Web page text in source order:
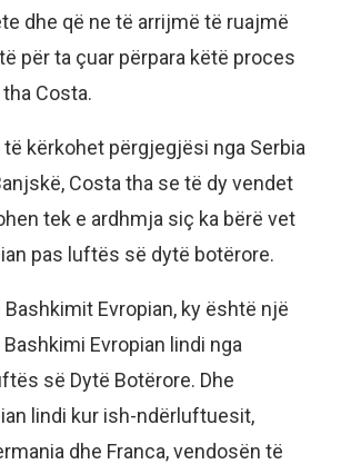
dhe që ne të arrijmë të ruajmë
për ta çuar përpara këtë proces
Costa.
të kërkohet përgjegjësi nga Serbia
Costa tha se të dy vendet
tek e ardhmja siç ka bërë vet
pas luftës së dytë botërore.
Bashkimit Evropian, ky është një
Evropian lindi nga
së Dytë Botërore. Dhe
lindi kur ish-ndërluftuesit,
dhe Franca, vendosën të